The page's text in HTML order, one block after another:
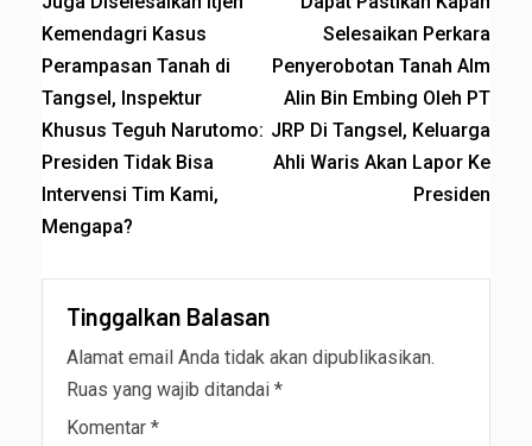
Kemendagri Kasus
Perampasan Tanah di
Tangsel, Inspektur
Khusus Teguh Narutomo:
Presiden Tidak Bisa
Intervensi Tim Kami,
Mengapa?
Selesaikan Perkara
Penyerobotan Tanah Alm
Alin Bin Embing Oleh PT
JRP Di Tangsel, Keluarga
Ahli Waris Akan Lapor Ke
Presiden
Tinggalkan Balasan
Alamat email Anda tidak akan dipublikasikan.
Ruas yang wajib ditandai *
Komentar *